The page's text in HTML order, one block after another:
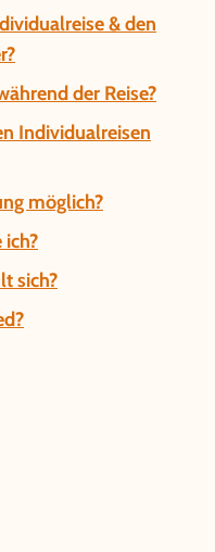
& den
der Reise?
Individualreisen
möglich?
sich?